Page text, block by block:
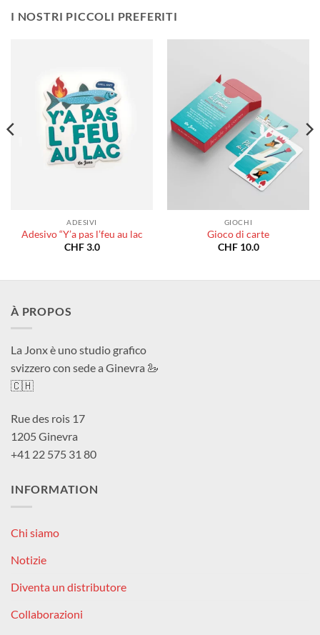
a
CHF 180.0
I NOSTRI PICCOLI PREFERITI
ADESIVI
Adesivo “Y’a pas l’feu au lac
CHF3.0
GIOCHI
Gioco di carte
CHF10.0
À PROPOS
La Jonx è uno studio grafico
svizzero con sede a Ginevra 🦢
🇨🇭
Rue des rois 17
1205 Ginevra
+41 22 575 31 80
INFORMATION
Chi siamo
Notizie
Diventa un distributore
Collaborazioni